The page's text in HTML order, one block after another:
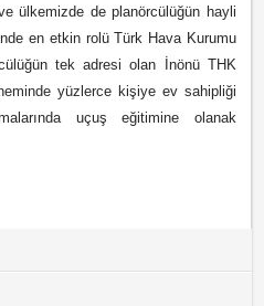
ülkemizde de planörcülüğün hayli
en etkin rolü Türk Hava Kurumu
tek adresi olan İnönü THK
yüzlerce kişiye ev sahipliği
uçuş eğitimine olanak